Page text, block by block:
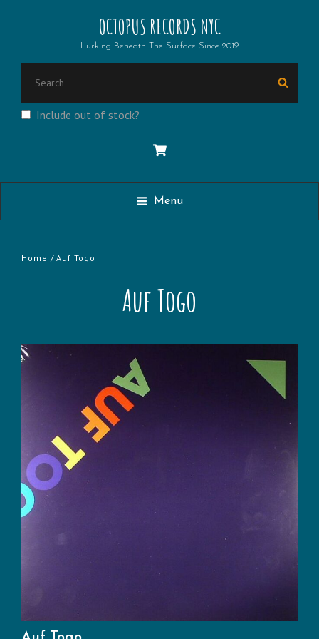
OCTOPUS RECORDS NYC
Lurking Beneath The Surface Since 2019
Include out of stock?
Menu
Home / Auf Togo
Auf Togo